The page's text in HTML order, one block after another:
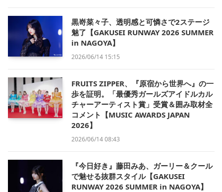
黒嵜菜々子、透明感と可憐さで2ステージ
魅了【GAKUSEI RUNWAY 2026 SUMMER
in NAGOYA】
2026/06/14 15:15
FRUITS ZIPPER、『原宿から世界へ』の一
歩を証明。「最優秀ガールズアイドルカル
チャーアーティスト賞」受賞＆囲み取材全
コメント【MUSIC AWARDS JAPAN
2026】
2026/06/14 08:43
『今日好き』藤田みあ、ガーリー＆クール
で魅せる抜群スタイル【GAKUSEI
RUNWAY 2026 SUMMER in NAGOYA】